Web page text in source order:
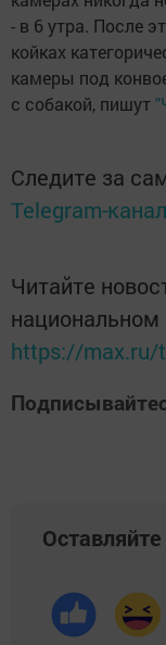
- в 6 утра. После
койках
камеры под
с собакой, пишут
Следите за
Telegram-
Читайте
https://max.ru/